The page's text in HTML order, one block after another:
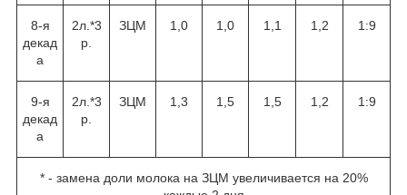
8-я
декад
а
2л.*3
р.
ЗЦМ 1,0 1,0 1,1 1,2 1:9
9-я
декад
а
2л.*3
р.
ЗЦМ 1,3 1,5 1,5 1,2 1:9
* - замена доли молока на ЗЦМ увеличивается на 20%